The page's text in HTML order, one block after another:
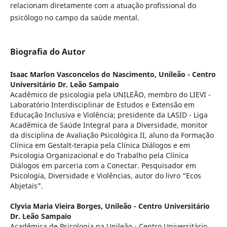
relacionam diretamente com a atuação profissional do
psicólogo no campo da saúde mental.
Biografia do Autor
Isaac Marlon Vasconcelos do Nascimento, Unileão - Centro
Universitário Dr. Leão Sampaio
Acadêmico de psicologia pela UNILEÃO, membro do LIEVI -
Laboratório Interdisciplinar de Estudos e Extensão em
Educação Inclusiva e Violência; presidente da LASID - Liga
Acadêmica de Saúde Integral para a Diversidade, monitor
da disciplina de Avaliação Psicológica II, aluno da Formação
Clínica em Gestalt-terapia pela Clínica Diálogos e em
Psicologia Organizacional e do Trabalho pela Clínica
Diálogos em parceria com a Conectar. Pesquisador em
Psicologia, Diversidade e Violências, autor do livro "Ecos
Abjetais".
Clyvia Maria Vieira Borges, Unileão - Centro Universitário
Dr. Leão Sampaio